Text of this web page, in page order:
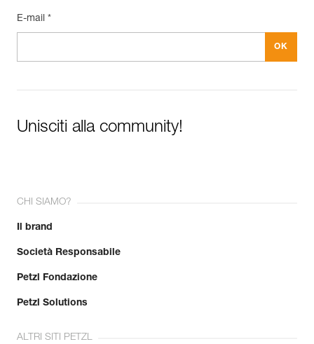
E-mail *
Unisciti alla community!
CHI SIAMO?
Il brand
Società Responsabile
Petzl Fondazione
Petzl Solutions
ALTRI SITI PETZL